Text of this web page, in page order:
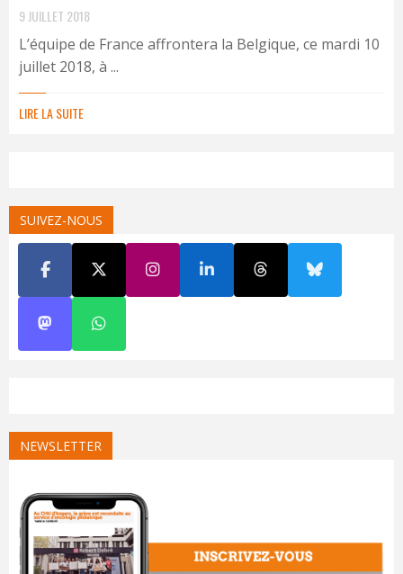
9 JUILLET 2018
L’équipe de France affrontera la Belgique, ce mardi 10
juillet 2018, à ...
LIRE LA SUITE
SUIVEZ-NOUS
NEWSLETTER